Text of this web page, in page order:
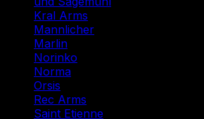
Kral Arms
Mannlicher
Marlin
Norinko
Norma
Orsis
Rec Arms
Saint Etienne